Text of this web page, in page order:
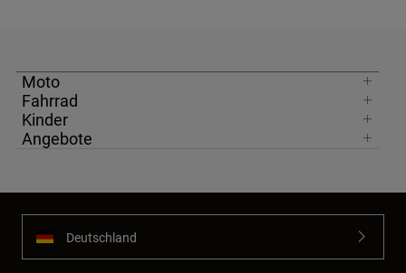
Moto
Fahrrad
Kinder
Angebote
Deutschland